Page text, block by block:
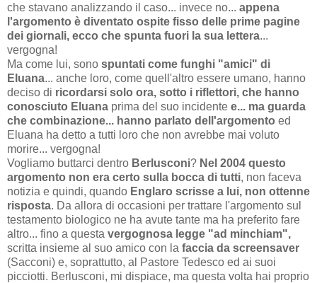
che stavano analizzando il caso... invece no... appena
l'argomento è diventato ospite fisso delle prime pagine
dei giornali, ecco che spunta fuori la sua lettera...
vergogna!
Ma come lui, sono spuntati come funghi "amici" di
Eluana... anche loro, come quell'altro essere umano, hanno
deciso di ricordarsi solo ora, sotto i riflettori, che hanno
conosciuto Eluana prima del suo incidente e... ma guarda
che combinazione... hanno parlato dell'argomento ed
Eluana ha detto a tutti loro che non avrebbe mai voluto
morire... vergogna!
Vogliamo buttarci dentro Berlusconi? Nel 2004 questo
argomento non era certo sulla bocca di tutti, non faceva
notizia e quindi, quando Englaro scrisse a lui, non ottenne
risposta. Da allora di occasioni per trattare l'argomento sul
testamento biologico ne ha avute tante ma ha preferito fare
altro... fino a questa vergognosa legge "ad minchiam",
scritta insieme al suo amico con la faccia da screensaver
(Sacconi) e, soprattutto, al Pastore Tedesco ed ai suoi
picciotti. Berlusconi, mi dispiace, ma questa volta hai proprio